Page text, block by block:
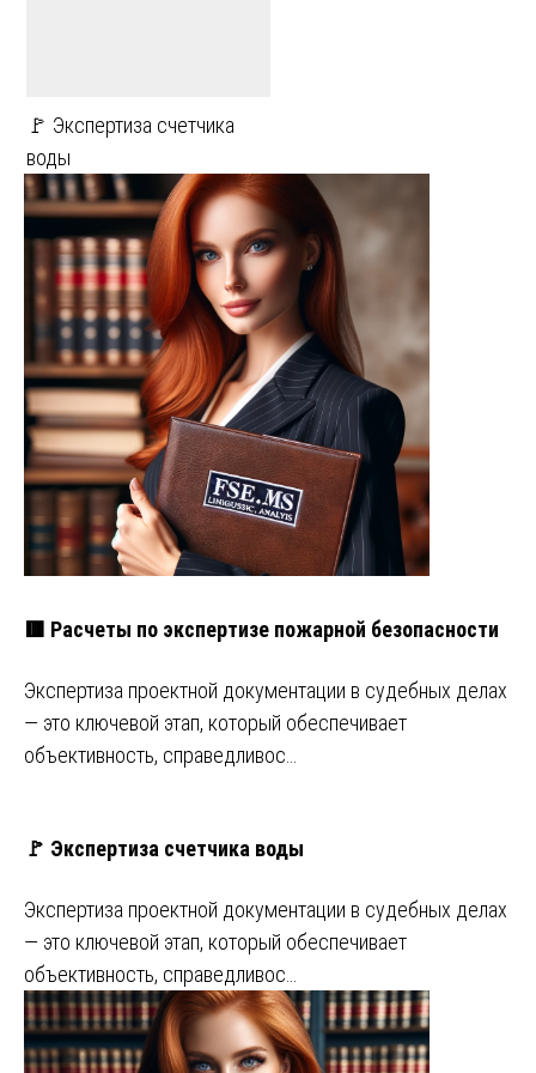
🚩 Экспертиза счетчика
воды
🟥 Расчеты по экспертизе пожарной безопасности
Экспертиза проектной документации в судебных делах
— это ключевой этап, который обеспечивает
объективность, справедливос…
🚩 Экспертиза счетчика воды
Экспертиза проектной документации в судебных делах
— это ключевой этап, который обеспечивает
объективность, справедливос…